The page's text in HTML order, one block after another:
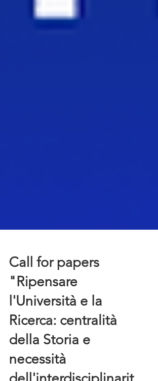
Call for papers
"Ripensare
l'Università e la
Ricerca: centralità